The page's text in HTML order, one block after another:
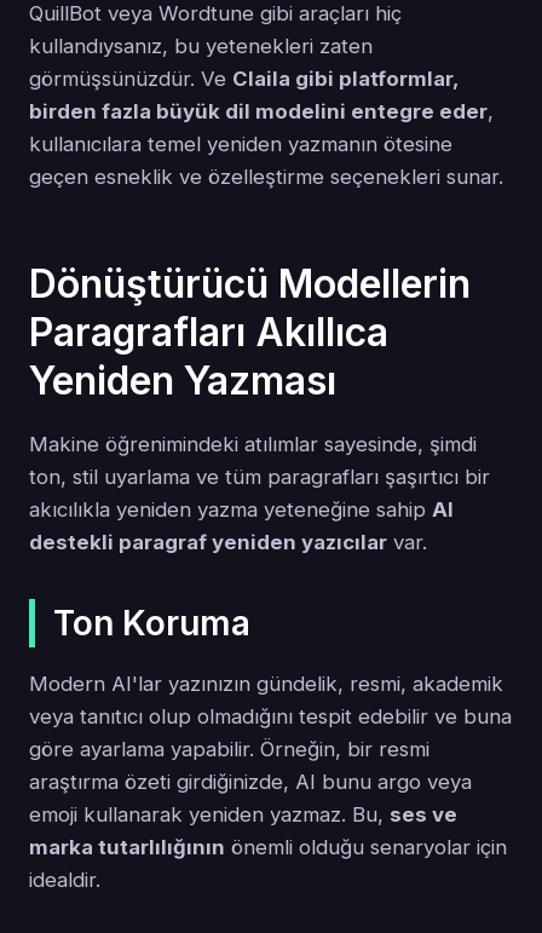
QuillBot veya Wordtune gibi araçları hiç
kullandıysanız, bu yetenekleri zaten
görmüşsünüzdür. Ve Claila gibi platformlar,
birden fazla büyük dil modelini entegre eder,
kullanıcılara temel yeniden yazmanın ötesine
geçen esneklik ve özelleştirme seçenekleri sunar.
Dönüştürücü Modellerin
Paragrafları Akıllıca
Yeniden Yazması
Makine öğrenimindeki atılımlar sayesinde, şimdi
ton, stil uyarlama ve tüm paragrafları şaşırtıcı bir
akıcılıkla yeniden yazma yeteneğine sahip AI
destekli paragraf yeniden yazıcılar var.
Ton Koruma
Modern AI'lar yazınızın gündelik, resmi, akademik
veya tanıtıcı olup olmadığını tespit edebilir ve buna
göre ayarlama yapabilir. Örneğin, bir resmi
araştırma özeti girdiğinizde, AI bunu argo veya
emoji kullanarak yeniden yazmaz. Bu, ses ve
marka tutarlılığının önemli olduğu senaryolar için
idealdir.